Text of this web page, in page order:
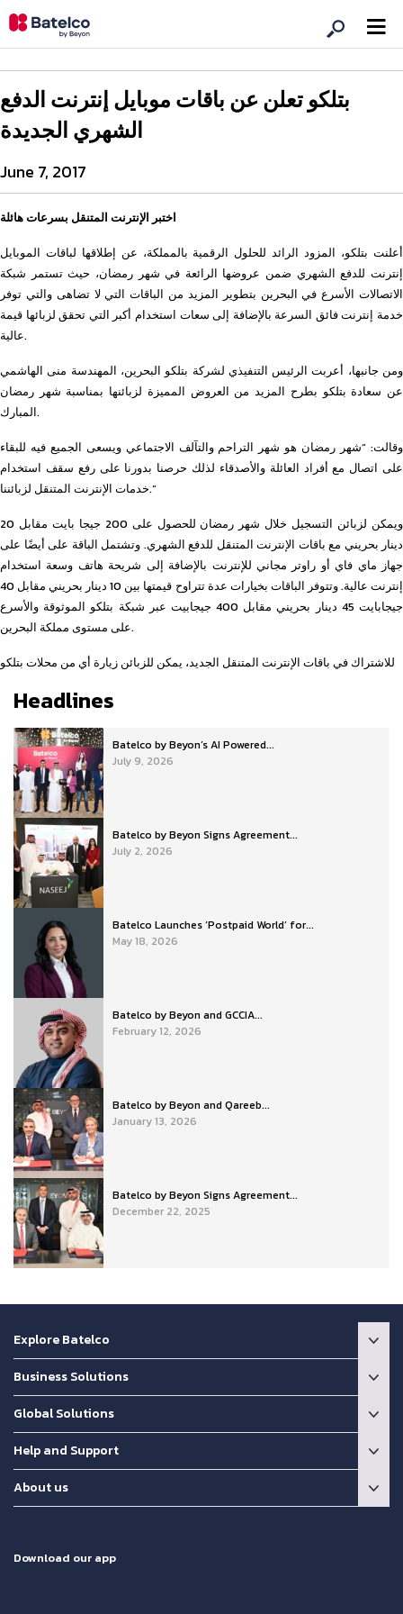
بتلكو تعلن عن باقات موبايل إنترنت الدفع
الشهري الجديدة
June 7, 2017
اختبر الإنترنت المتنقل بسرعات هائلة
أعلنت بتلكو، المزود الرائد للحلول الرقمية بالمملكة، عن إطلاقها لباقات الموبايل
إنترنت للدفع الشهري ضمن عروضها الرائعة في شهر رمضان، حيث تستمر شبكة
الاتصالات الأسرع في البحرين بتطوير المزيد من الباقات التي لا تضاهى والتي توفر
خدمة إنترنت فائق السرعة بالإضافة إلى سعات استخدام أكبر التي تحقق لزبائها قيمة
عالية.
ومن جانبها، أعربت الرئيس التنفيذي لشركة بتلكو البحرين، المهندسة منى الهاشمي
عن سعادة بتلكو بطرح المزيد من العروض المميزة لزبائنها بمناسبة شهر رمضان
المبارك.
وقالت: “شهر رمضان هو شهر التراحم والتآلف الاجتماعي ويسعى الجميع فيه للبقاء
على اتصال مع أفراد العائلة والأصدقاء لذلك حرصنا بدورنا على رفع سقف استخدام
خدمات الإنترنت المتنقل لزبائننا.”
ويمكن لزبائن التسجيل خلال شهر رمضان للحصول على 200 جيجا بايت مقابل 20
دينار بحريني مع باقات الإنترنت المتنقل للدفع الشهري. وتشتمل الباقة على أيضًا على
جهاز ماي فاي أو راوتر مجاني للإنترنت بالإضافة إلى شريحة هاتف وسعة استخدام
إنترنت عالية. وتتوفر الباقات بخيارات عدة تتراوح قيمتها بين 10 دينار بحريني مقابل 40
جيجابايت 45 دينار بحريني مقابل 400 جيجابيت عبر شبكة بتلكو الموثوقة والأسرع
على مستوى مملكة البحرين.
للاشتراك في باقات الإنترنت المتنقل الجديد، يمكن للزبائن زيارة أي من محلات بتلكو
Headlines
Batelco by Beyon’s AI Powered...
July 9, 2026
Batelco by Beyon Signs Agreement...
July 2, 2026
Batelco Launches ‘Postpaid World’ for...
May 18, 2026
Batelco by Beyon and GCCIA...
February 12, 2026
Batelco by Beyon and Qareeb...
January 13, 2026
Batelco by Beyon Signs Agreement...
December 22, 2025
Explore Batelco
Business Solutions
Global Solutions
Help and Support
About us
Download our app